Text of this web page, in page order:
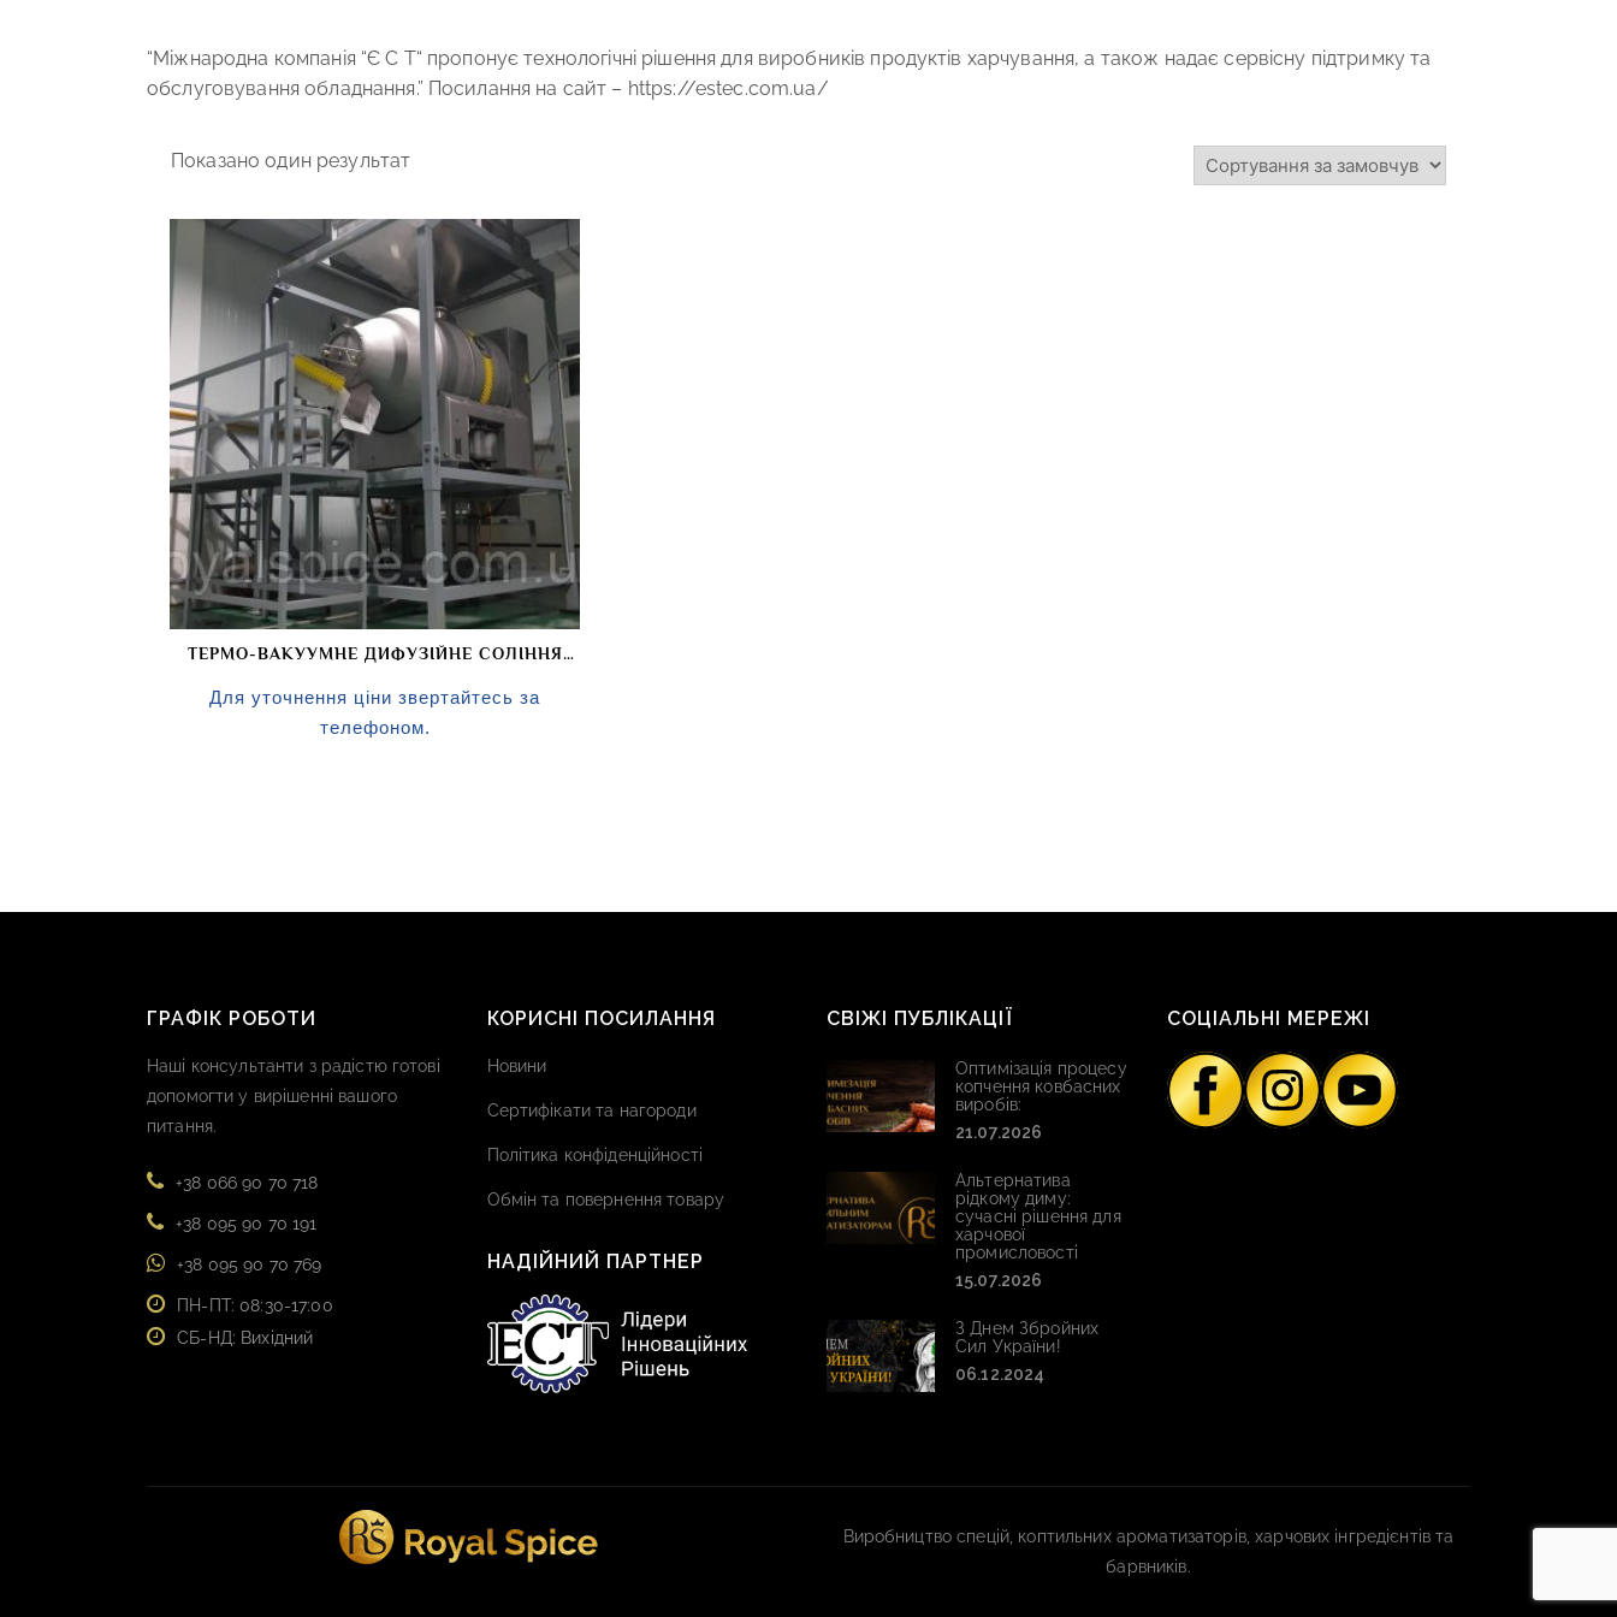
“Міжнародна компанія “Є С Т“ пропонує технологічні рішення для виробників продуктів харчування, а також надає сервісну підтримку та
обслуговування обладнання.” Посилання на сайт – https://estec.com.ua/
Показано один результат
ТЕРМО-ВАКУУМНЕ ДИФУЗІЙНЕ СОЛІННЯ
НАСІННЯ
Для уточнення ціни звертайтесь за
телефоном.
ГРАФІК РОБОТИ
Наші консультанти з радістю готові
допомогти у вирішенні вашого
питання.
+38 066 90 70 718
+38 095 90 70 191
+38 095 90 70 769
ПН-ПТ: 08:30-17:00
СБ-НД: Вихідний
КОРИСНІ ПОСИЛАННЯ
Новини
Сертифікати та нагороди
Політика конфіденційності
Обмін та повернення товару
НАДІЙНИЙ ПАРТНЕР
СВІЖІ ПУБЛІКАЦІЇ
Оптимізація процесу
копчення ковбасних
виробів:
21.07.2026
Альтернатива
рідкому диму:
сучасні рішення для
харчової
промисловості
15.07.2026
З Днем Збройних
Сил України!
06.12.2024
СОЦІАЛЬНІ МЕРЕЖІ
Виробництво спецій, коптильних ароматизаторів, харчових інгредієнтів та
барвників.